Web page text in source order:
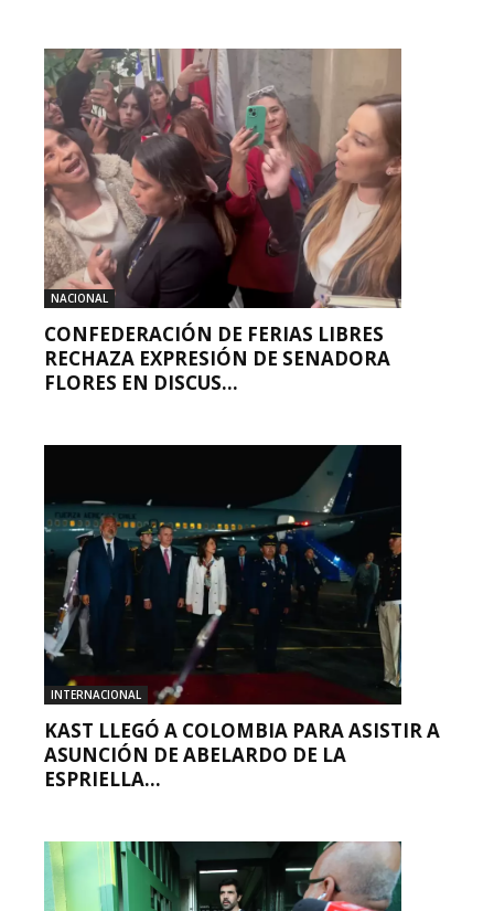
NACIONAL
CONFEDERACIÓN DE FERIAS LIBRES
RECHAZA EXPRESIÓN DE SENADORA
FLORES EN DISCUS...
INTERNACIONAL
KAST LLEGÓ A COLOMBIA PARA ASISTIR A
ASUNCIÓN DE ABELARDO DE LA
ESPRIELLA...